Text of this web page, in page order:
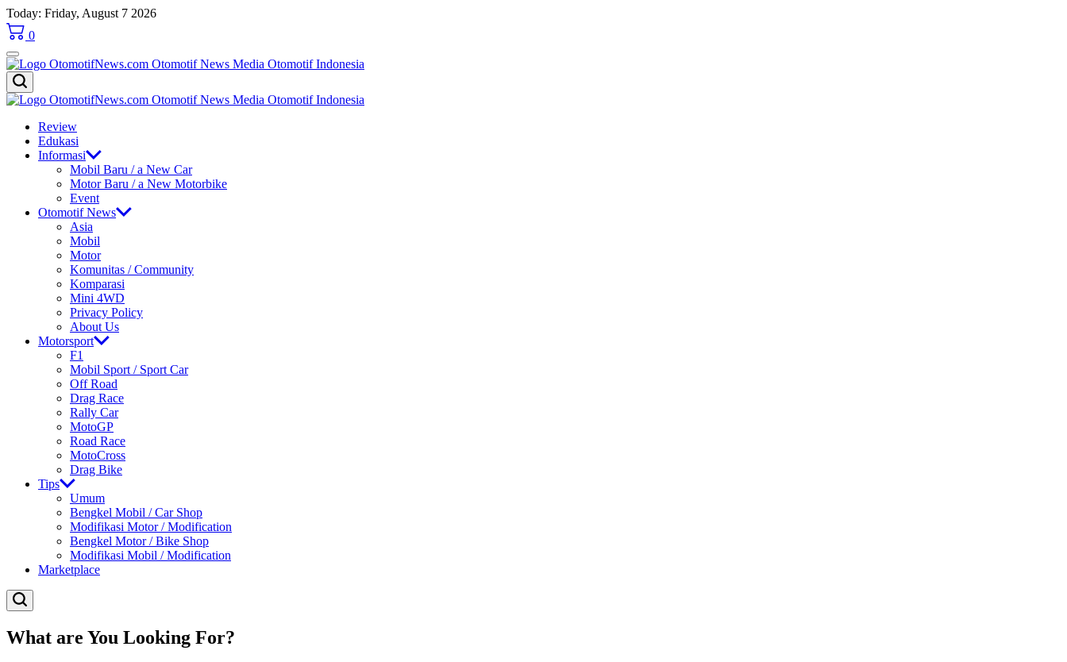
Skip
to
content
Today: Friday, August 7 2026
0
OtomotifNews.com
OtomotifNews.com
Review
Edukasi
Informasi
Mobil Baru / a New Car
Motor Baru / a New Motorbike
Event
Otomotif News
Asia
Mobil
Motor
Komunitas / Community
Komparasi
Mini 4WD
Privacy Policy
About Us
Motorsport
F1
Mobil Sport / Sport Car
Off Road
Drag Race
Rally Car
MotoGP
Road Race
MotoCross
Drag Bike
Tips
Umum
Bengkel Mobil / Car Shop
Modifikasi Motor / Modification
Bengkel Motor / Bike Shop
Modifikasi Mobil / Modification
Marketplace
What are You Looking For?